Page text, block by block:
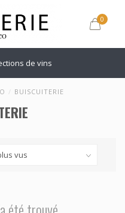
0
de vins
/ BUISCUITERIE